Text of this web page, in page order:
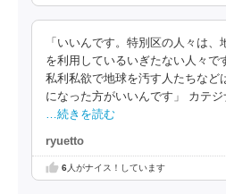
「いいんです。特別区の人々は
を利用しているいぎたない人々で
私利私欲で地球を汚す人たちなど
になった方がいいんです」 カテジ
…続きを読む
ryuetto
6人がナイス！しています